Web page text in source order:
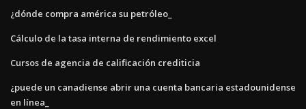
¿dónde compra américa su petróleo_
Cálculo de la tasa interna de rendimiento excel
Cursos de agencia de calificación crediticia
¿puede un canadiense abrir una cuenta bancaria estadounidense
en línea_